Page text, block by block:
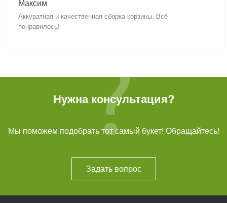
Максим
Аккуратная и качественная сборка корзины. Всё
понравилось!
Нужна консультация?
Мы поможем подобрать тот самый букет! Обращайтесь!
Задать вопрос